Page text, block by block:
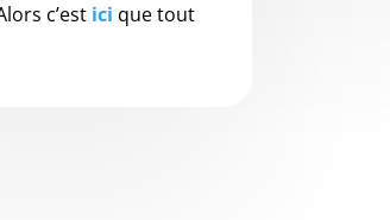
c’est ici que tout